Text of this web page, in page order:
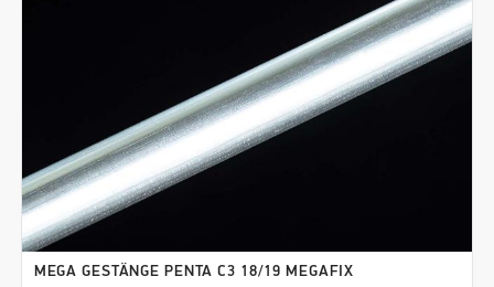
MEGA GESTÄNGE PENTA C3 18/19 MEGAFIX